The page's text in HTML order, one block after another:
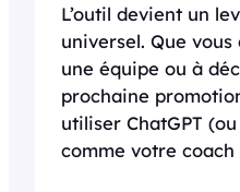
L’outil devient un
universel. Que
une équipe ou à
prochaine
utiliser ChatGPT
comme votre coach